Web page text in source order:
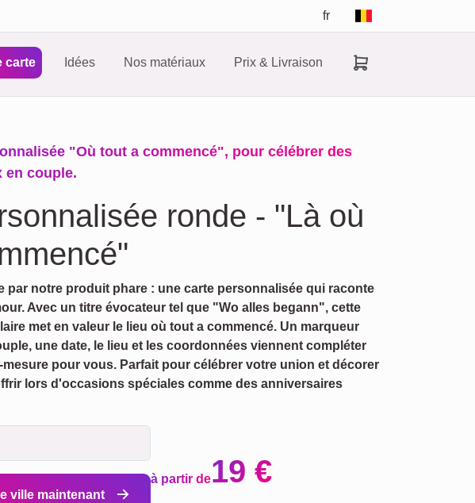
fr
carte Idées Nos matériaux Prix & Livraison
"Où tout a commencé", pour célébrer des
en couple.
ronde - "Là où
par notre produit phare : une carte personnalisée qui raconte
Avec un titre évocateur tel que "Wo alles begann", cette
met en valeur le lieu où tout a commencé. Un marqueur
une date, le lieu et les coordonnées viennent compléter
pour vous. Parfait pour célébrer votre union et décorer
lors d'occasions spéciales comme des anniversaires
ville maintenant
à partir de19 €